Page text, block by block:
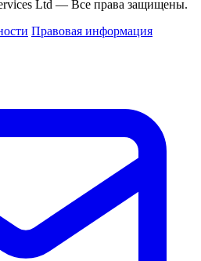
Ltd — Все права защищены.
Правовая информация